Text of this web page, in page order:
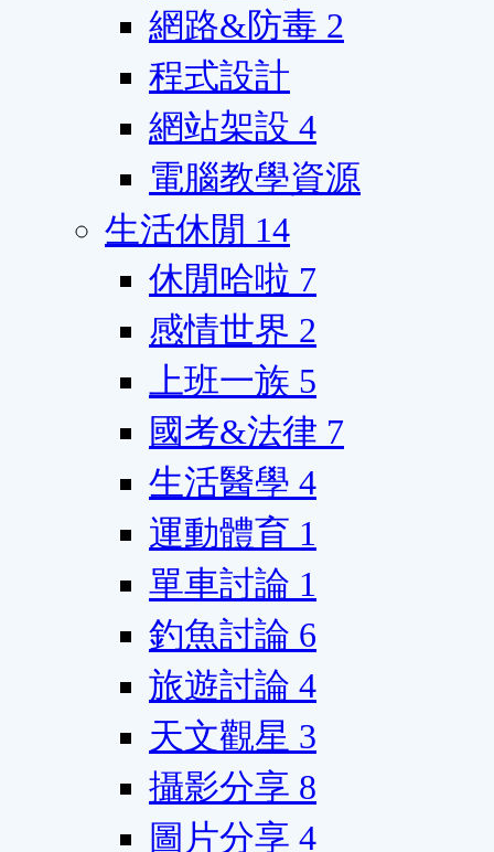
網路&防毒 2
程式設計
網站架設 4
電腦教學資源
生活休閒 14
休閒哈啦 7
感情世界 2
上班一族 5
國考&法律 7
生活醫學 4
運動體育 1
單車討論 1
釣魚討論 6
旅遊討論 4
天文觀星 3
攝影分享 8
圖片分享 4